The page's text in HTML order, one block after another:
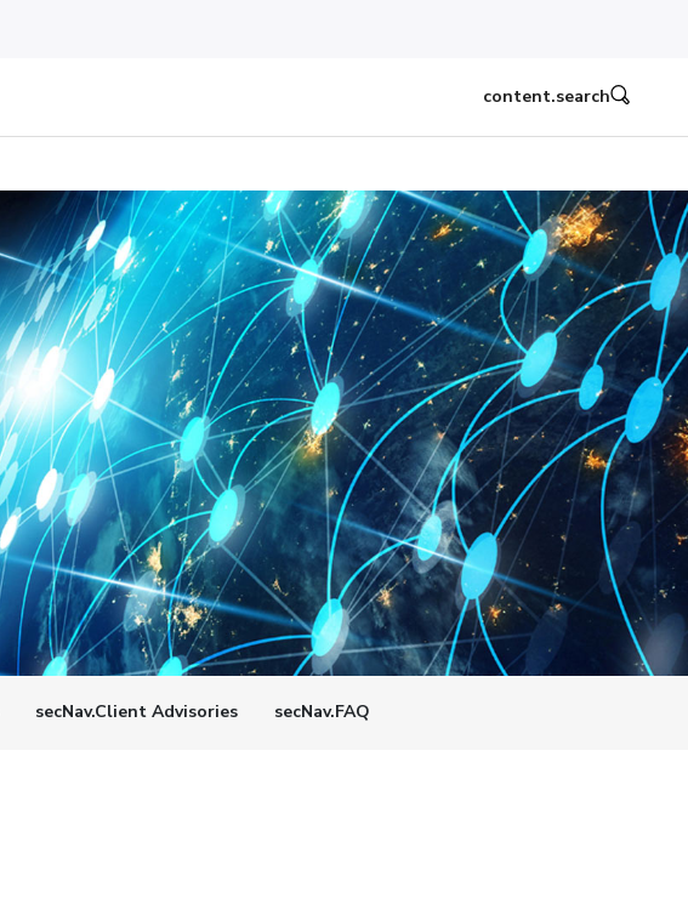
content.search
secNav.Client Advisories secNav.FAQ